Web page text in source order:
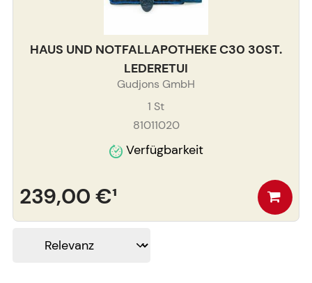
HAUS UND NOTFALLAPOTHEKE C30 30ST.
LEDERETUI
Gudjons GmbH
1 St
81011020
Verfügbarkeit
239,00 €¹